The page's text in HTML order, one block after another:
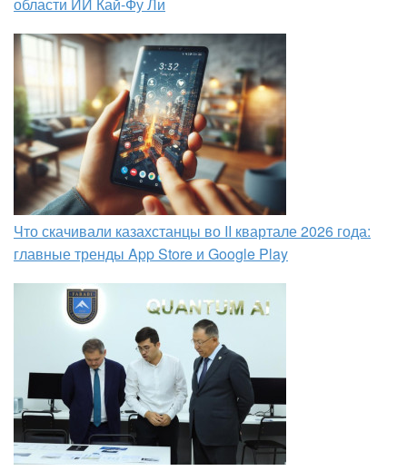
области ИИ Кай-Фу Ли
Что скачивали казахстанцы во II квартале 2026 года:
главные тренды App Store и Google Play